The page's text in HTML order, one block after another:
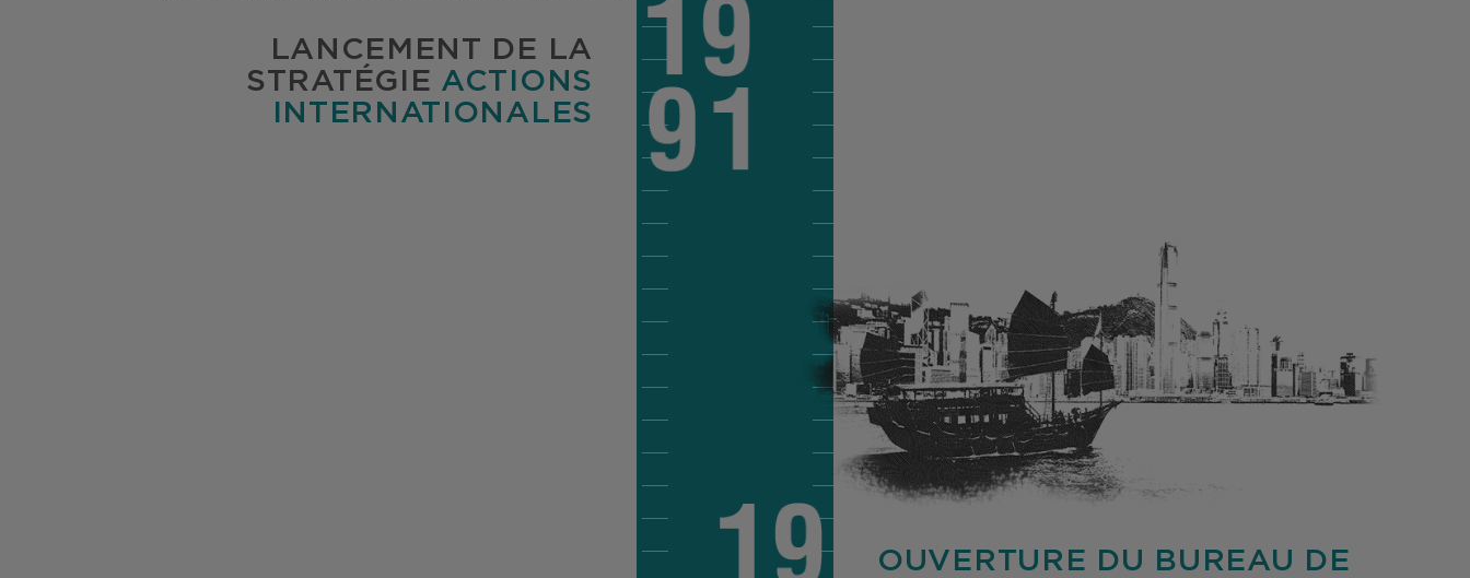
LANCEMENT DE LA
STRATÉGIE ACTIONS
INTERNATIONALES
OUVERTURE DU BUREAU DE